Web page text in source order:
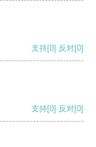
支持[0] 反对[0]
支持[0] 反对[0]